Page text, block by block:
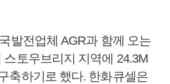
발전업체 AGR과 함께 오는
토우브리지 지역에 24.3M
축하기로 했다. 한화큐셀은